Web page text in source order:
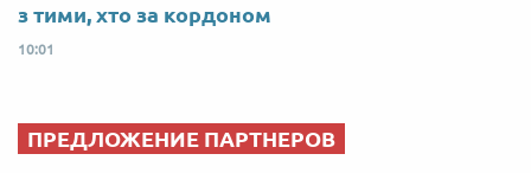
з тими, хто за кордоном
10:01
ПРЕДЛОЖЕНИЕ ПАРТНЕРОВ